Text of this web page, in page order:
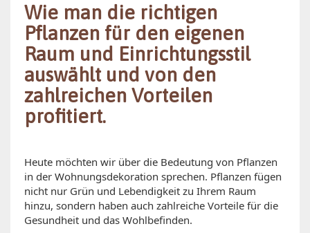
Wie man die richtigen
Pflanzen für den eigenen
Raum und Einrichtungsstil
auswählt und von den
zahlreichen Vorteilen
profitiert.
Heute möchten wir über die Bedeutung von Pflanzen
in der Wohnungsdekoration sprechen. Pflanzen fügen
nicht nur Grün und Lebendigkeit zu Ihrem Raum
hinzu, sondern haben auch zahlreiche Vorteile für die
Gesundheit und das Wohlbefinden.